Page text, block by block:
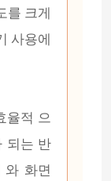
를 크게
사용에
율적 으
되는 반
와 화면